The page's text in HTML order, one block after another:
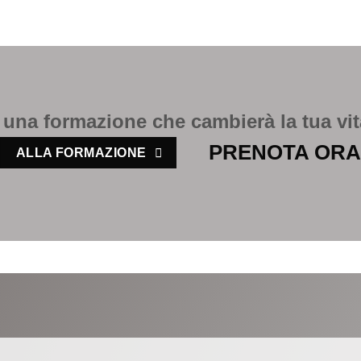
una formazione che cambierà la tua
ALLA FORMAZIONE PRENOTA ORA